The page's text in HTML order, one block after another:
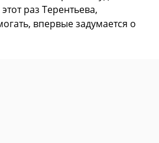
раз Терентьева,
впервые задумается о